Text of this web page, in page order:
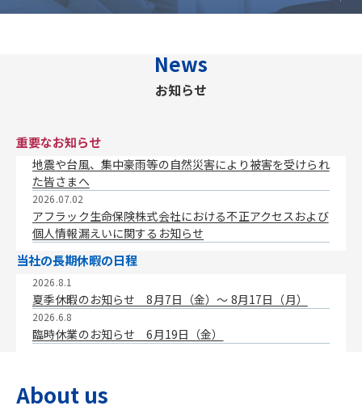
News
お知らせ
重要なお知らせ
地震や台風、集中豪雨等の自然災害により被害を受けられ
た皆さまへ
2026.07.02
アフラック生命保険株式会社における不正アクセスおよび
個人情報漏えいに関するお知らせ
当社の長期休暇の日程
2026.8.1
夏季休暇のお知らせ 8月7日（金）〜 8月17日（月）
2026.6.8
臨時休業のお知らせ 6月19日（金）
About us